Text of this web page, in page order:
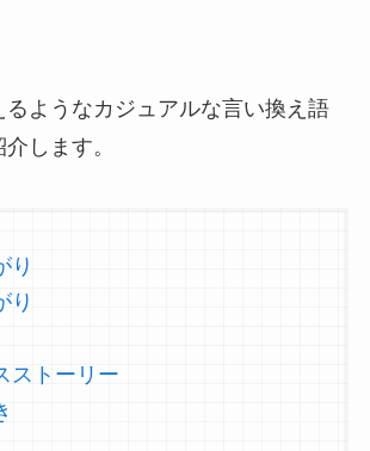
ようなカジュアルな言い換え語
します。
り
り
ストーリー